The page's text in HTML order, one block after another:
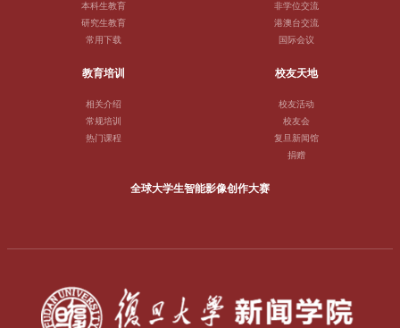
本科生教育
研究生教育
常用下载
非学位交流
港澳台交流
国际会议
教育培训
相关介绍
常规培训
热门课程
校友天地
校友活动
校友会
复旦新闻馆
捐赠
全球大学生智能影像创作大赛